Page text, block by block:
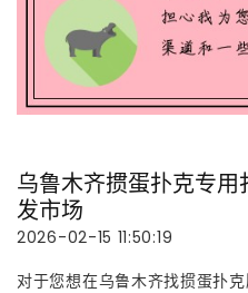
乌鲁木齐掼蛋扑克专
发市场
2026-02-15 11:50:19
对于您想在乌鲁木齐找掼蛋扑